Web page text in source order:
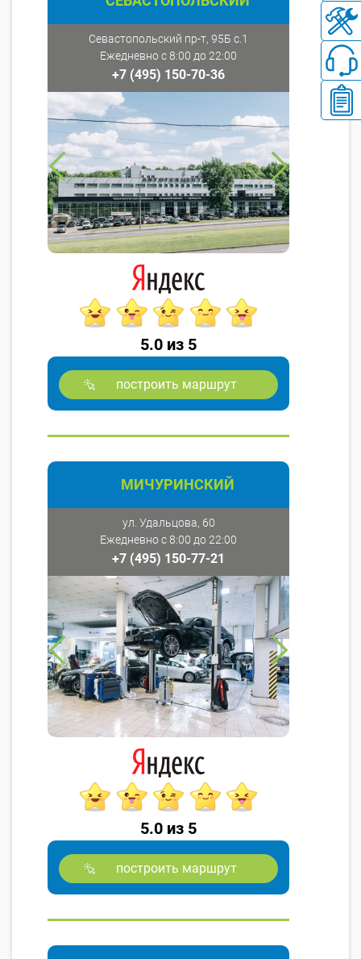
Севастопольский пр-т, 95Б с.1
Ежедневно с 8:00 до 22:00
+7 (495) 150-70-36
5.0 из 5
построить маршрут
МИЧУРИНСКИЙ
ул. Удальцова, 60
Ежедневно с 8:00 до 22:00
+7 (495) 150-77-21
5.0 из 5
построить маршрут